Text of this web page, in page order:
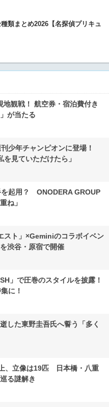
類まとめ2026【名探偵プリキュ
観戦！ 航空券・宿泊費付き
が当たる
少年チャンピオンに登場！
を見ていただけたら」
起用？ ONODERA GROUP
ね」
スト」×Geminiのコラボイベン
渋谷・原宿で開催
」で圧巻のスタイルを披露！
に！
した東野圭吾氏へ誓う「多く
、立像は19匹 日本橋・八重
る謎解き